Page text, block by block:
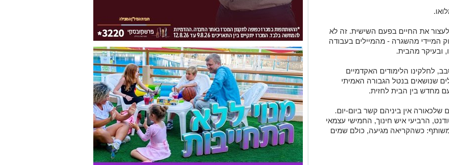
את החיים בפעם השישית. זה לא
המיידי מהשגרה - מהמיילים בעבודה
ובעיקר מהבית.
לחלקינו הלימודים האקדמיים
שנושאים בנטל הגבורה האמיתי
מחדש בין הבית לחזית.
אין ביניהם קשר ביום-יום.
הרביעי איש חינוך, החמישי עצמאי
כשהקריאה מגיעה, כולם שמים